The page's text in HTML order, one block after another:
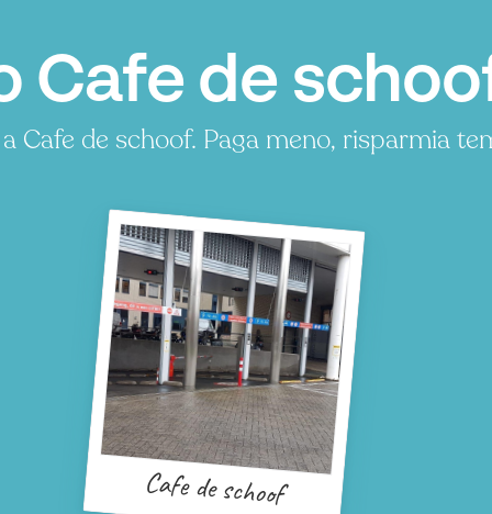
Cafe de
Cafe de schoof. Paga meno, risparmia
Cafe de schoof